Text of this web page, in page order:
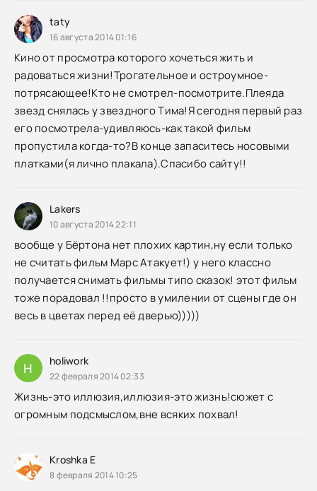
taty
16 августа 2014 01:16
Кино от просмотра которого хочеться жить и
радоваться жизни!Трогательное и остроумное-
потрясающее!Кто не смотрел-посмотрите.Плеяда
звезд снялась у звездного Тима!Я сегодня первый раз
его посмотрела-удивляюсь-как такой фильм
пропустила когда-то?В конце запаситесь носовыми
платками(я лично плакала).Спасибо сайту!!
Lakers
10 августа 2014 22:11
вообще у Бёртона нет плохих картин,ну если только
не считать фильм Марс Атакует!) у него классно
получается снимать фильмы типо сказок! этот фильм
тоже порадовал !!просто в умилении от сцены где он
весь в цветах перед её дверью)))))
H holiwork
22 февраля 2014 02:33
Жизнь-это иллюзия,иллюзия-это жизнь!сюжет с
огромным подсмыслом,вне всяких похвал!
Kroshka E
8 февраля 2014 10:25